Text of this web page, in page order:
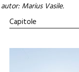
Marius Vasile.
Capitole